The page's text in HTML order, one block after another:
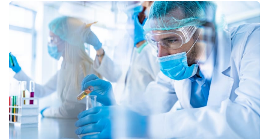
Virály
Sex a vztahy
Videa
Sledujte prima+